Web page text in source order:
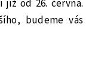
již od 26. června.
budeme vás